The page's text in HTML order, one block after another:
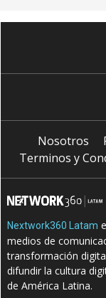
Nosotros
Terminos y
Nextwork360 Latam
medios de
transformación
difundir la cultura
de América Latina.